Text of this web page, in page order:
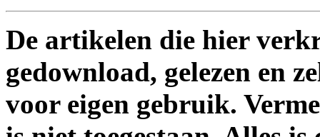
De artikelen die hier
gedownload, gelezen en
voor eigen gebruik.